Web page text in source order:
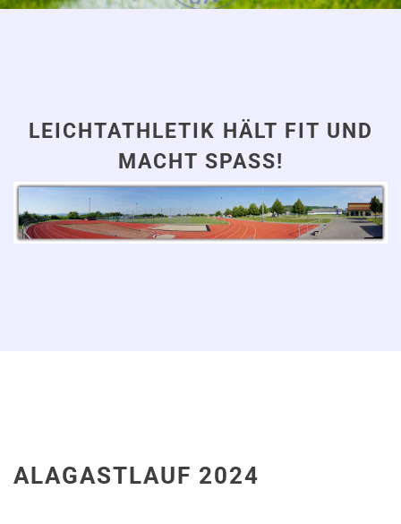
LEICHTATHLETIK HÄLT FIT UND
MACHT SPASS!
ALAGASTLAUF 2024